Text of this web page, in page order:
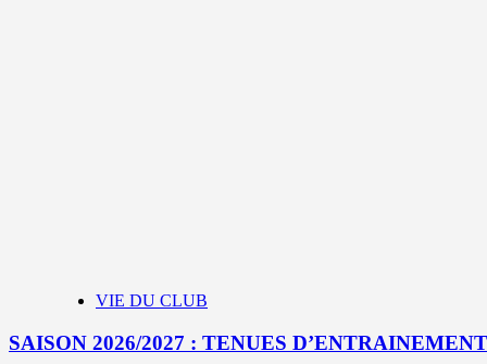
VIE DU CLUB
SAISON 2026/2027 : TENUES D’ENTRAINEMENT